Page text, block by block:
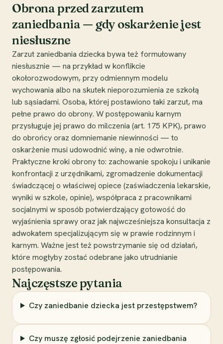
Obrona przed zarzutem
zaniedbania — gdy oskarżenie jest
niesłuszne
Zarzut zaniedbania dziecka bywa też formułowany
niesłusznie — na przykład w konflikcie
okołorozwodowym, przy odmiennym modelu
wychowania albo na skutek nieporozumienia ze szkołą
lub sąsiadami. Osoba, której postawiono taki zarzut, ma
pełne prawo do obrony. W postępowaniu karnym
przysługuje jej prawo do milczenia (art. 175 KPK), prawo
do obrońcy oraz domniemanie niewinności — to
oskarżenie musi udowodnić winę, a nie odwrotnie.
Praktyczne kroki obrony to: zachowanie spokoju i unikanie
konfrontacji z urzędnikami, zgromadzenie dokumentacji
świadczącej o właściwej opiece (zaświadczenia lekarskie,
wyniki w szkole, opinie), współpraca z pracownikami
socjalnymi w sposób potwierdzający gotowość do
wyjaśnienia sprawy oraz jak najwcześniejsza konsultacja z
adwokatem specjalizującym się w prawie rodzinnym i
karnym. Ważne jest też powstrzymanie się od działań,
które mogłyby zostać odebrane jako utrudnianie
postępowania.
Najczęstsze pytania
Czy zaniedbanie dziecka jest przestępstwem?
Czy muszę zgłosić podejrzenie zaniedbania